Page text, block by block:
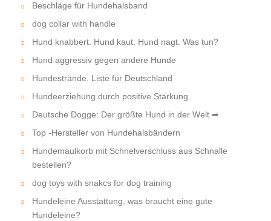
Beschläge für Hundehalsband
dog collar with handle
Hund knabbert. Hund kaut. Hund nagt. Was tun?
Hund aggressiv gegen andere Hunde
Hundestrände. Liste für Deutschland
Hundeerziehung durch positive Stärkung
Deutsche Dogge: Der größte Hund in der Welt ➦
Top -Hersteller von Hundehalsbändern
Hundemaulkorb mit Schnelverschluss aus Schnalle
bestellen?
dog toys with snakcs for dog training
Hundeleine Ausstattung, was braucht eine gute
Hundeleine?